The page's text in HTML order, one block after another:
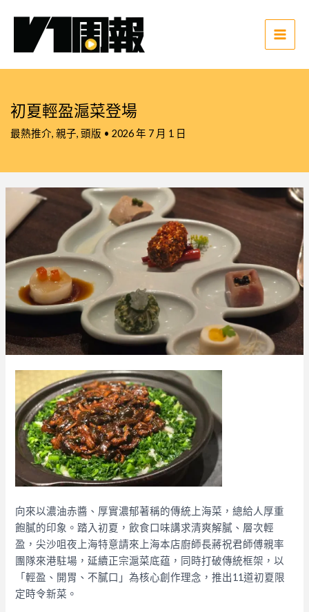
Main
初夏輕盈滬菜登場
最熱推介, 親子, 頭版 • 2026 年 7 月 1 日
向來以濃油赤醬、厚實濃郁著稱的傳統上海菜，總給人厚重
飽膩的印象。踏入初夏，飲食口味講求清爽解膩、層次輕
盈，尖沙咀夜上海特意請來上海本店廚師長蔣祝君師傅親率
團隊來港駐場，延續正宗滬菜底蕴，同時打破傳統框架，以
「輕盈、開胃、不膩口」為核心創作理念，推出11道初夏限
定時令新菜。